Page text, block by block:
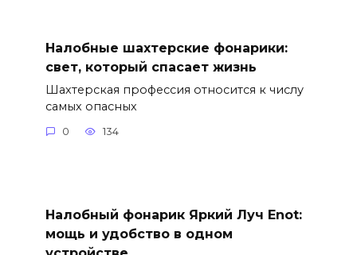
Налобные шахтерские фонарики:
свет, который спасает жизнь
Шахтерская профессия относится к числу
самых опасных
0 134
Налобный фонарик Яркий Луч Enot:
мощь и удобство в одном